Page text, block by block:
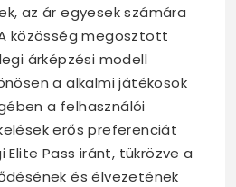
az ár egyesek számára
közösség megosztott
árképzési modell
a alkalmi játékosok
a felhasználói
erős preferenciát
Pass iránt, tükrözve a
és élvezetének